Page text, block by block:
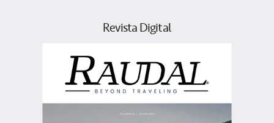
Revista Digital